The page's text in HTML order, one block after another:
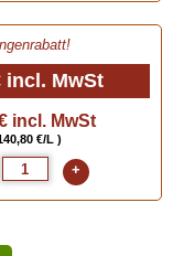
incl. MwSt
incl. MwSt
€/L )
+